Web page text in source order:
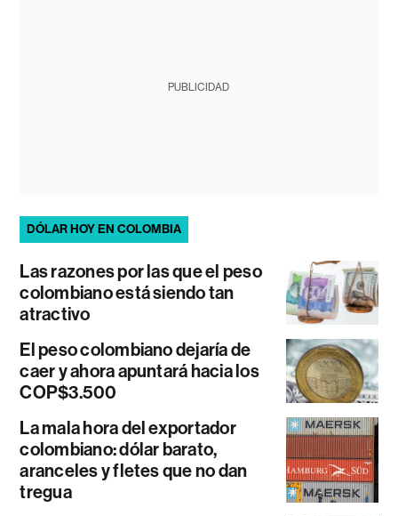
PUBLICIDAD
DÓLAR HOY EN COLOMBIA
Las razones por las que el peso
colombiano está siendo tan
atractivo
El peso colombiano dejaría de
caer y ahora apuntará hacia los
COP$3.500
La mala hora del exportador
colombiano: dólar barato,
aranceles y fletes que no dan
tregua